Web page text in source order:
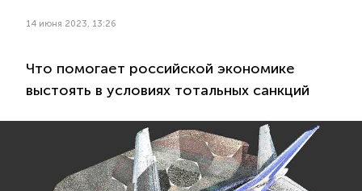
14 июня 2023, 13:26
Что помогает российской экономике
выстоять в условиях тотальных санкций